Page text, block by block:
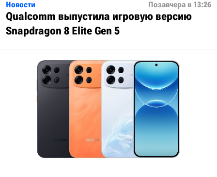
Новости Позавчера в 13:26
Qualcomm выпустила игровую версию
Snapdragon 8 Elite Gen 5